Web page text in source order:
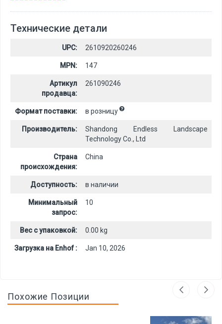
Технические детали
UPC: 2610920260246
MPN: 147
Артикул
продавца:
261090246
Формат поставки: в розницу
Производитель:
Shandong Endless Landscape
Technology Co., Ltd
Страна
происхождения:
China
Доступность: в наличии
Минимальный
запрос:
10
Вес с упаковкой: 0.00 kg
Загрузка на Enhof : Jan 10, 2026
Похожие Позиции